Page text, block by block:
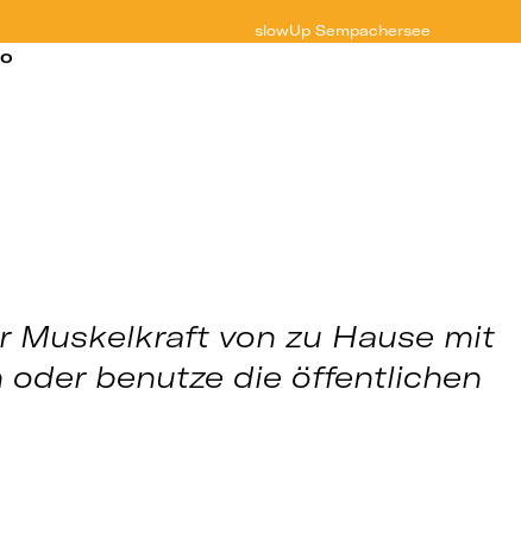
slowUp Sempachersee
Muskelkraft von zu Hause mit
oder benutze die öffentlichen